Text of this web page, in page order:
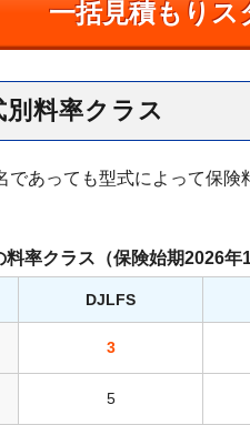
一括見積もりス
料率クラス
であっても型式によって保
料率クラス （保険始期2026年
DJLFS
3
5